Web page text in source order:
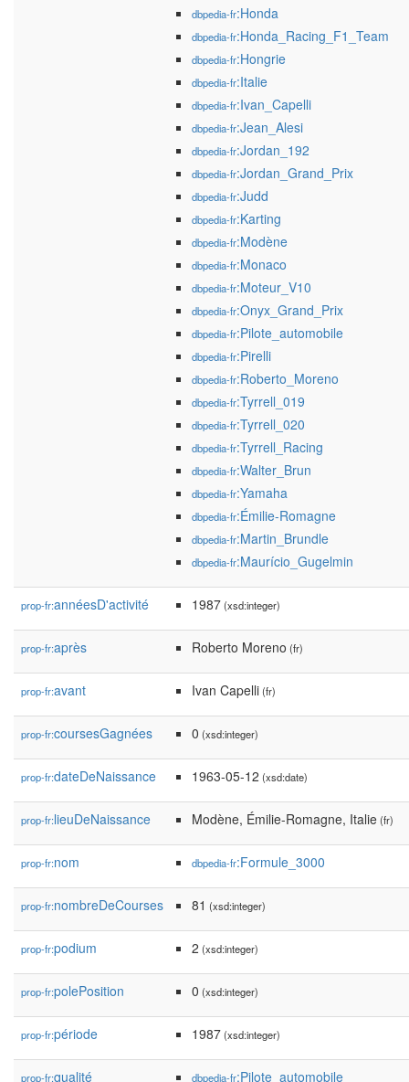
dbpedia-fr:Honda
dbpedia-fr:Honda_Racing_F1_Team
dbpedia-fr:Hongrie
dbpedia-fr:Italie
dbpedia-fr:Ivan_Capelli
dbpedia-fr:Jean_Alesi
dbpedia-fr:Jordan_192
dbpedia-fr:Jordan_Grand_Prix
dbpedia-fr:Judd
dbpedia-fr:Karting
dbpedia-fr:Modène
dbpedia-fr:Monaco
dbpedia-fr:Moteur_V10
dbpedia-fr:Onyx_Grand_Prix
dbpedia-fr:Pilote_automobile
dbpedia-fr:Pirelli
dbpedia-fr:Roberto_Moreno
dbpedia-fr:Tyrrell_019
dbpedia-fr:Tyrrell_020
dbpedia-fr:Tyrrell_Racing
dbpedia-fr:Walter_Brun
dbpedia-fr:Yamaha
dbpedia-fr:Émilie-Romagne
dbpedia-fr:Martin_Brundle
dbpedia-fr:Maurício_Gugelmin
prop-fr:annéesD'activité 1987(xsd:integer)
prop-fr:après Roberto Moreno (fr)
prop-fr:avant Ivan Capelli(fr)
prop-fr:coursesGagnées 0 (xsd:integer)
prop-fr:dateDeNaissance 1963-05-12 (xsd:date)
prop-fr:lieuDeNaissance Modène, Émilie-Romagne, Italie(fr)
prop-fr:nom dbpedia-fr:Formule_3000
prop-fr:nombreDeCourses 81 (xsd:integer)
prop-fr:podium 2 (xsd:integer)
prop-fr:polePosition 0 (xsd:integer)
prop-fr:période 1987(xsd:integer)
prop-fr:qualité dbpedia-fr:Pilote_automobile